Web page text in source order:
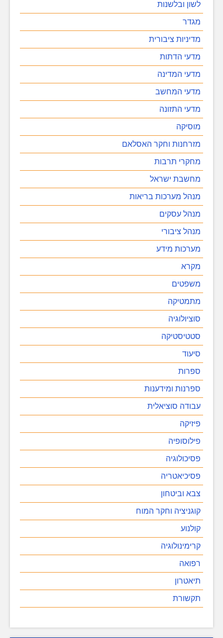
לשון ובלשנות
מגדר
מדיניות ציבורית
מדעי הדתות
מדעי המדינה
מדעי המחשב
מדעי התזונה
מוסיקה
מזרחנות וחקר האסלאם
מחקרי תרבות
מחשבת ישראל
מנהל מערכות בריאות
מנהל עסקים
מנהל ציבורי
מערכות מידע
מקרא
משפטים
מתמטיקה
סוציולוגיה
סטטיסטיקה
סיעוד
ספרות
ספרנות ומידענות
עבודה סוציאלית
פיזיקה
פילוסופיה
פסיכולוגיה
פסיכיאטריה
צבא וביטחון
קוגניציה וחקר המוח
קולנוע
קרימינולוגיה
רפואה
תיאטרון
תקשורת